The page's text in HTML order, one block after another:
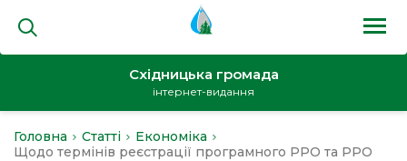
Східницька громада
інтернет-видання
Головна Статті
Економіка
Щодо термінів реєстрації програмного РРО та РРО